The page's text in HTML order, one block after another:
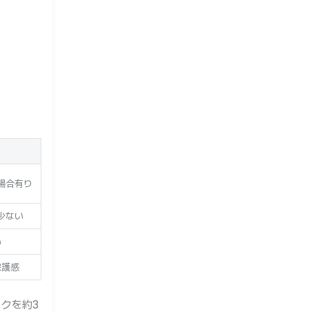
合有り
ない
感
を約3